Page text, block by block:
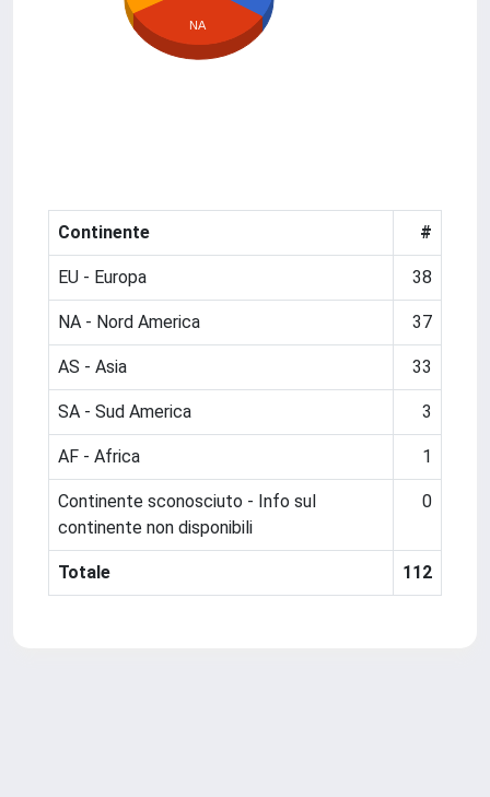
NA
Continente #
EU - Europa 38
NA - Nord America 37
AS - Asia 33
SA - Sud America 3
AF - Africa 1
Continente sconosciuto - Info sul
continente non disponibili
0
Totale 112